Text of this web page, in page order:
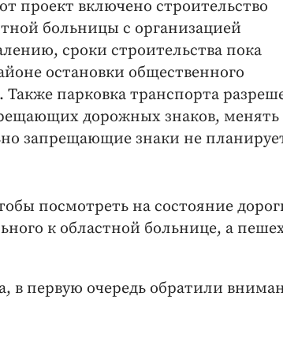
проект включено строительство
больницы с организацией
сроки строительства пока
остановки общественного
парковка транспорта
дорожных знаков, менять
запрещающие знаки не
посмотреть на состояние
к областной больнице, а
в первую очередь обратили